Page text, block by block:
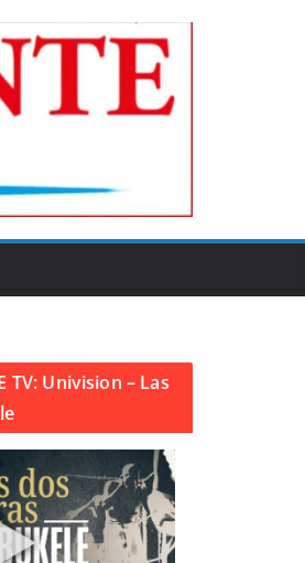
TV: Univision – Las